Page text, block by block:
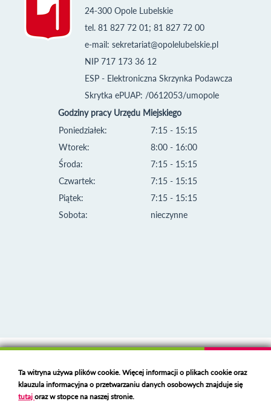
24-300 Opole Lubelskie
tel. 81 827 72 01; 81 827 72 00
e-mail: sekretariat@opolelubelskie.pl
NIP 717 173 36 12
ESP - Elektroniczna Skrzynka Podawcza
Skrytka ePUAP: /0612053/umopole
Godziny pracy Urzędu Miejskiego
Poniedziałek:
Wtorek:
Środa:
Czwartek:
Piątek:
Sobota:
7:15 - 15:15
8:00 - 16:00
7:15 - 15:15
7:15 - 15:15
7:15 - 15:15
nieczynne
Deklaracja dostępności
Polski serwer RBL
https://polspam.pl/
Ta witryna używa plików cookie. Więcej informacji o plikach cookie oraz
klauzula informacyjna o przetwarzaniu danych osobowych znajduje się
tutajoraz w stopce na naszej stronie.